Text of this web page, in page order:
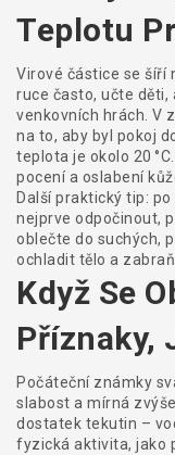
Teplotu
Virové částice se šíří
ruce často, učte děti,
venkovních hrách. V
na to, aby byl pokoj
teplota je okolo 20
pocení a oslabení
Další praktický tip:
nejprve odpočinout,
oblečte do suchých,
ochladit tělo a
Když Se
Příznaky,
Počáteční známky
slabost a mírná
dostatek tekutin –
fyzická aktivita, jako